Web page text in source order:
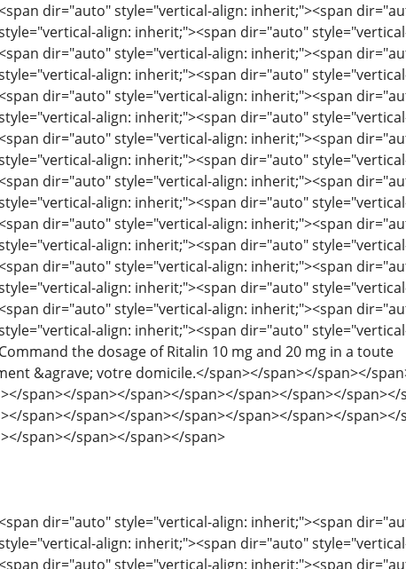
dir="auto" style="vertical-align: inherit;"><span
align: inherit;"><span dir="auto"
dir="auto" style="vertical-align: inherit;"><span
align: inherit;"><span dir="auto"
dir="auto" style="vertical-align: inherit;"><span
align: inherit;"><span dir="auto"
dir="auto" style="vertical-align: inherit;"><span
align: inherit;"><span dir="auto"
dir="auto" style="vertical-align: inherit;"><span
align: inherit;"><span dir="auto"
dir="auto" style="vertical-align: inherit;"><span
align: inherit;"><span dir="auto"
dir="auto" style="vertical-align: inherit;"><span
align: inherit;"><span dir="auto"
dir="auto" style="vertical-align: inherit;"><span
align: inherit;"><span dir="auto"
the dosage of Ritalin 10 mg and 20 mg in a toute
&agrave; votre domicile.</span></span></span></
span></span></span></span></span></span></span></
span></span></span></span></span></span></span></
span></span></span></span>
dir="auto" style="vertical-align: inherit;"><span
align: inherit;"><span dir="auto"
dir="auto" style="vertical-align: inherit;"><span